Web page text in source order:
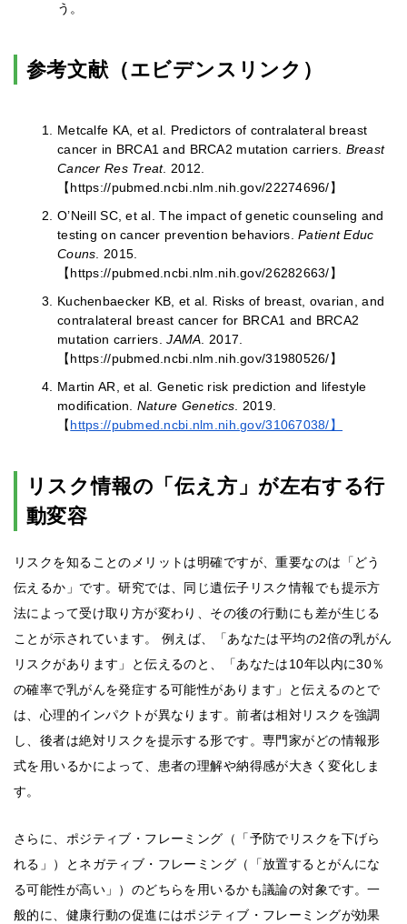
う。
参考文献（エビデンスリンク）
Metcalfe KA, et al. Predictors of contralateral breast
cancer in BRCA1 and BRCA2 mutation carriers. Breast
Cancer Res Treat. 2012.
【https://pubmed.ncbi.nlm.nih.gov/22274696/】
O’Neill SC, et al. The impact of genetic counseling and
testing on cancer prevention behaviors.Patient Educ
Couns. 2015.
【https://pubmed.ncbi.nlm.nih.gov/26282663/】
Kuchenbaecker KB, et al. Risks of breast, ovarian, and
contralateral breast cancer for BRCA1 and BRCA2
mutation carriers.JAMA. 2017.
【https://pubmed.ncbi.nlm.nih.gov/31980526/】
Martin AR, et al. Genetic risk prediction and lifestyle
modification. Nature Genetics. 2019.
【https://pubmed.ncbi.nlm.nih.gov/31067038/】
リスク情報の「伝え方」が左右する行
動変容
リスクを知ることのメリットは明確ですが、重要なのは「どう
伝えるか」です。研究では、同じ遺伝子リスク情報でも提示方
法によって受け取り方が変わり、その後の行動にも差が生じる
ことが示されています。 例えば、「あなたは平均の2倍の乳がん
リスクがあります」と伝えるのと、「あなたは10年以内に30％
の確率で乳がんを発症する可能性があります」と伝えるのとで
は、心理的インパクトが異なります。前者は相対リスクを強調
し、後者は絶対リスクを提示する形です。専門家がどの情報形
式を用いるかによって、患者の理解や納得感が大きく変化しま
す。
さらに、ポジティブ・フレーミング（「予防でリスクを下げら
れる」）とネガティブ・フレーミング（「放置するとがんにな
る可能性が高い」）のどちらを用いるかも議論の対象です。一
般的に、健康行動の促進にはポジティブ・フレーミングが効果